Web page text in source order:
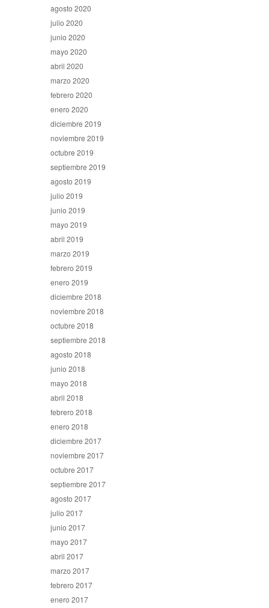
agosto 2020
julio 2020
junio 2020
mayo 2020
abril 2020
marzo 2020
febrero 2020
enero 2020
diciembre 2019
noviembre 2019
octubre 2019
septiembre 2019
agosto 2019
julio 2019
junio 2019
mayo 2019
abril 2019
marzo 2019
febrero 2019
enero 2019
diciembre 2018
noviembre 2018
octubre 2018
septiembre 2018
agosto 2018
junio 2018
mayo 2018
abril 2018
febrero 2018
enero 2018
diciembre 2017
noviembre 2017
octubre 2017
septiembre 2017
agosto 2017
julio 2017
junio 2017
mayo 2017
abril 2017
marzo 2017
febrero 2017
enero 2017